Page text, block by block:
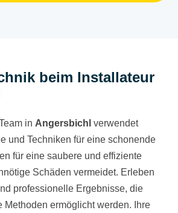
beim Installateur
in Angersbichl verwendet
und Techniken für eine schonende
für eine saubere und effiziente
Schäden vermeidet. Erleben
professionelle Ergebnisse, die
Methoden ermöglicht werden. Ihre